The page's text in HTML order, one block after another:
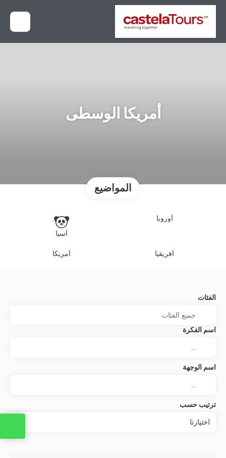
أمريكا الوسطى
المواضيع
أوروبا
آسيا
أفريقيا
أمريكا
الفئات
اسم الفكرة
اسم الوجهة
ترتيب حسب
اختيارنا